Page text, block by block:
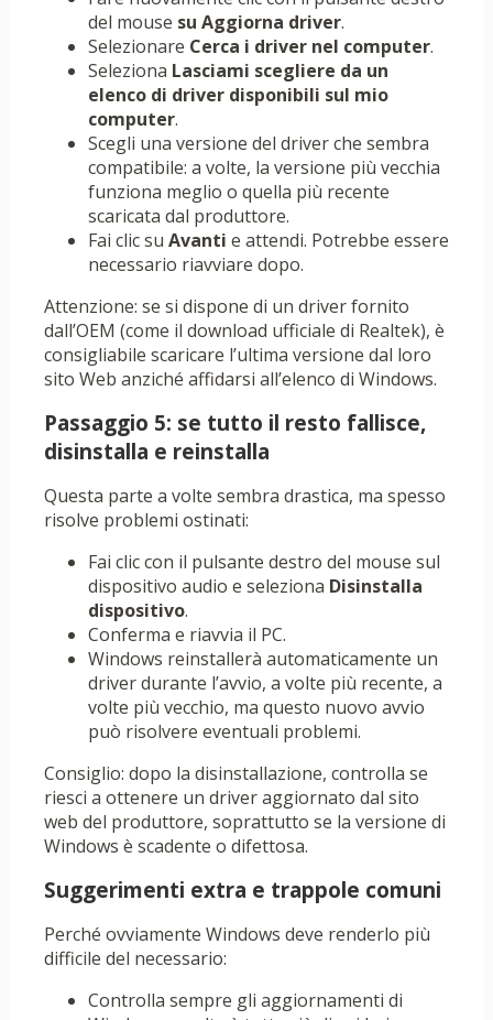
del mouse su Aggiorna driver.
Selezionare Cerca i driver nel computer.
Seleziona Lasciami scegliere da un
elenco di driver disponibili sul mio
computer.
Scegli una versione del driver che sembra
compatibile: a volte, la versione più vecchia
funziona meglio o quella più recente
scaricata dal produttore.
Fai clic su Avanti e attendi. Potrebbe essere
necessario riavviare dopo.
Attenzione: se si dispone di un driver fornito
dall’OEM (come il download ufficiale di Realtek), è
consigliabile scaricare l’ultima versione dal loro
sito Web anziché affidarsi all’elenco di Windows.
Passaggio 5: se tutto il resto fallisce,
disinstalla e reinstalla
Questa parte a volte sembra drastica, ma spesso
risolve problemi ostinati:
Fai clic con il pulsante destro del mouse sul
dispositivo audio e seleziona Disinstalla
dispositivo.
Conferma e riavvia il PC.
Windows reinstallerà automaticamente un
driver durante l’avvio, a volte più recente, a
volte più vecchio, ma questo nuovo avvio
può risolvere eventuali problemi.
Consiglio: dopo la disinstallazione, controlla se
riesci a ottenere un driver aggiornato dal sito
web del produttore, soprattutto se la versione di
Windows è scadente o difettosa.
Suggerimenti extra e trappole comuni
Perché ovviamente Windows deve renderlo più
difficile del necessario:
Controlla sempre gli aggiornamenti di